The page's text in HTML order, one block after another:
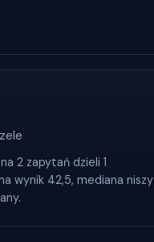
2 zapytań dzieli 1
wynik 42,5, mediana niszy